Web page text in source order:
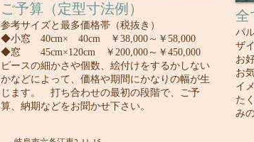
ご予算 （定型寸法例）
参考サイズと最多価格帯（税抜き）
◆小窓 40cm× 40cm ￥38,000～￥58,000
◆窓 45cm×120cm ￥200,000～￥450,000
ピースの細かさや個数、絵付けをするかしない
かなどによって、価格や期間にかなりの幅が生
じます。 打ち合わせの最初の段階で、ご予
算、納期などをお聞かせ下さい。
全
パ
ザ
お
お
イ
た
み